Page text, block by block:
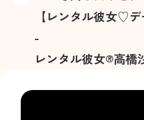
【レンタル彼女♡
-
レンタル彼女®高橋